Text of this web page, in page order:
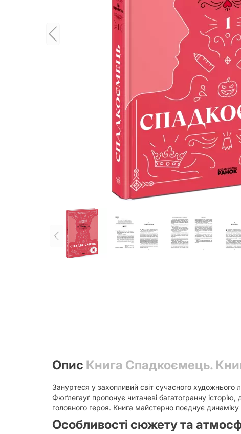
Опис Книга Спадкоємець.
Зануртеся у захопливий світ сучасного художнього
Фюґлегауґ пропонує читачеві багатогранну
головного героя. Книга майстерно поєднує
Особливості сюжету та